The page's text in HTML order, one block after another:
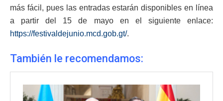
más fácil, pues las entradas estarán disponibles en línea
a partir del 15 de mayo en el siguiente enlace:
https://festivaldejunio.mcd.gob.gt/.
También le recomendamos: